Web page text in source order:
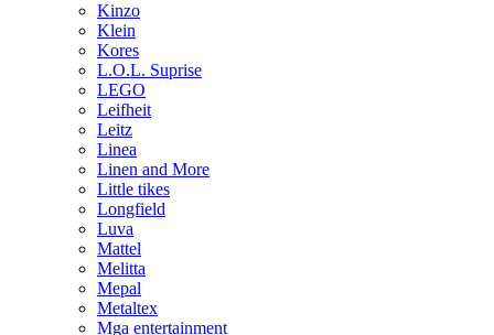
Kinzo
Klein
Kores
L.O.L. Suprise
LEGO
Leifheit
Leitz
Linea
Linen and More
Little tikes
Longfield
Luva
Mattel
Melitta
Mepal
Metaltex
Mga entertainment